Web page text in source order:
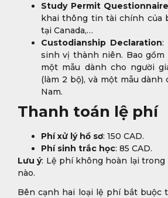
Study Permit
khai thông tin tài chính của
tại Canada,…
Custodianship Declaration:
sinh vị thành niên. Bao gồm
một mẫu dành cho người
(làm 2 bộ), và một mẫu
Nam.
Thanh toán lệ phí
Phí xử lý hồ sơ: 150 CAD.
Phí sinh trắc học: 85 CAD.
Lưu ý: Lệ phí không hoàn lại
nào.
Bên cạnh hai loại lệ phí bắt buộc